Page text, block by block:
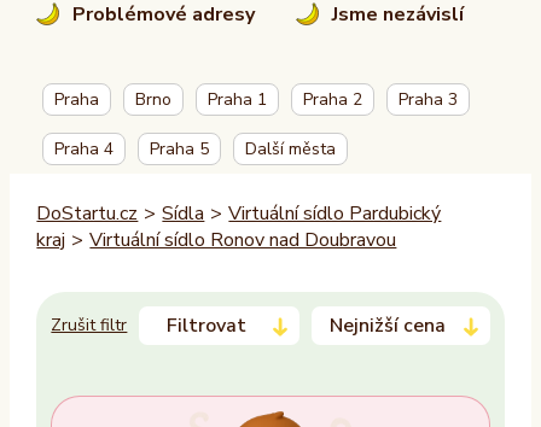
Problémové adresy Jsme nezávislí
Praha Brno Praha 1 Praha 2 Praha 3
Praha 4 Praha 5 Další města
DoStartu.cz > Sídla > Virtuální sídlo Pardubický
kraj > Virtuální sídlo Ronov nad Doubravou
Zrušit filtr Filtrovat Nejnižší cena
Trvalý pobyt